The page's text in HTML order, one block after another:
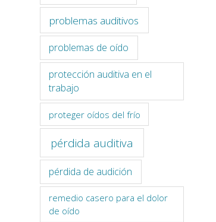
problemas auditivos
problemas de oído
protección auditiva en el
trabajo
proteger oídos del frío
pérdida auditiva
pérdida de audición
remedio casero para el dolor
de oído